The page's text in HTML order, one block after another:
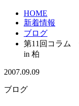
HOME
新着情報
ブログ
第11回コラム
in 柏
2007.09.09
ブログ